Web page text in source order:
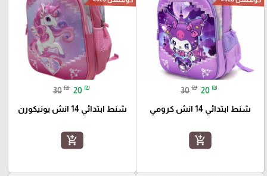
30 ₪ 20 ₪
شنط ابتدائي 14 انش كرومي
add_shopping_cart
30 ₪ 20 ₪
شنط ابتدائي 14 انش يونيكورن
add_shopping_cart